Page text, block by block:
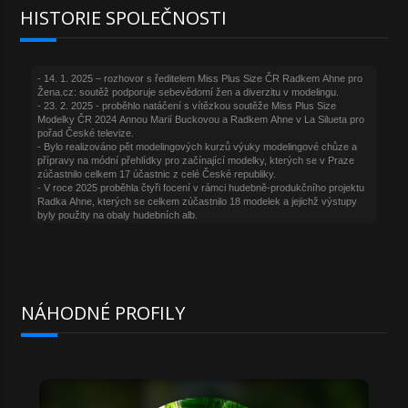
HISTORIE SPOLEČNOSTI
NÁHODNÉ PROFILY